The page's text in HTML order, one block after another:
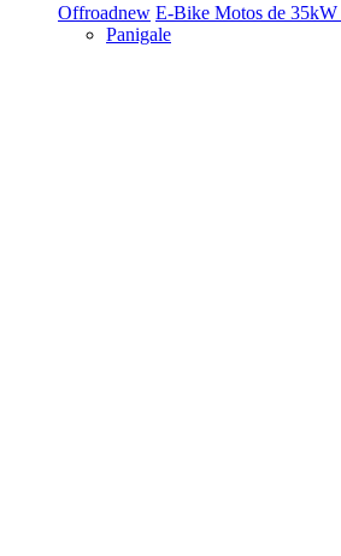
Offroadnew E-Bike Motos de 35kW
Panigale